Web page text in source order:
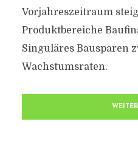
Vorjahreszeitraum
Produktbereiche
Singuläres Bausparen
Wachstumsraten.